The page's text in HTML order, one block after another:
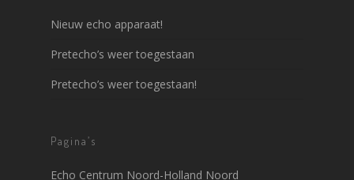
Nieuw echo apparaat!
Pretecho’s weer toegestaan
Pretecho’s weer toegestaan!
Pagina’s
Echo Centrum Noord-Holland Noord